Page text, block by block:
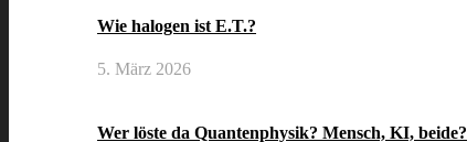
Wie halogen ist E.T.?
5. März 2026
Wer löste da Quantenphysik? Mensch, KI, beide?